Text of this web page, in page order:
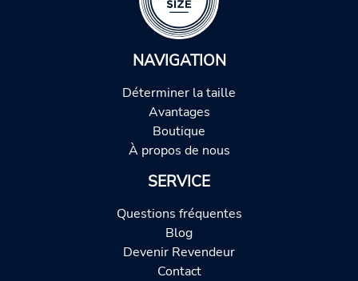
NAVIGATION
Déterminer la taille
Avantages
Boutique
À propos de nous
SERVICE
Questions fréquentes
Blog
Devenir Revendeur
Contact